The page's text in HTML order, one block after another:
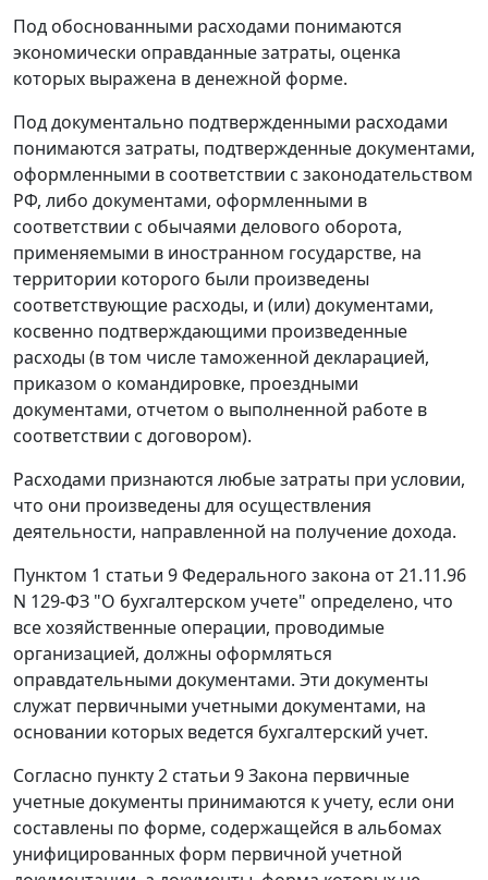
Под обоснованными расходами понимаются
экономически оправданные затраты, оценка
которых выражена в денежной форме.
Под документально подтвержденными расходами
понимаются затраты, подтвержденные документами,
оформленными в соответствии с законодательством
РФ, либо документами, оформленными в
соответствии с обычаями делового оборота,
применяемыми в иностранном государстве, на
территории которого были произведены
соответствующие расходы, и (или) документами,
косвенно подтверждающими произведенные
расходы (в том числе таможенной декларацией,
приказом о командировке, проездными
документами, отчетом о выполненной работе в
соответствии с договором).
Расходами признаются любые затраты при условии,
что они произведены для осуществления
деятельности, направленной на получение дохода.
Пунктом 1 статьи 9Федерального закона от 21.11.96
N 129-ФЗ "О бухгалтерском учете" определено, что
все хозяйственные операции, проводимые
организацией, должны оформляться
оправдательными документами. Эти документы
служат первичными учетными документами, на
основании которых ведется бухгалтерский учет.
Согласно пункту 2 статьи 9Закона первичные
учетные документы принимаются к учету, если они
составлены по форме, содержащейся в альбомах
унифицированных форм первичной учетной